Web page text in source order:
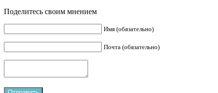
Поделитесь своим мнением
Имя (обязательно)
Почта (обязательно)